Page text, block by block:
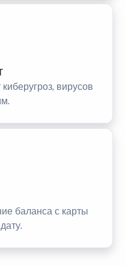
вирусов
баланса с карты